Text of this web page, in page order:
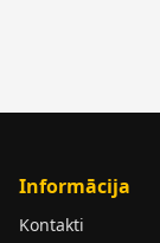
Informācija
Kontakti